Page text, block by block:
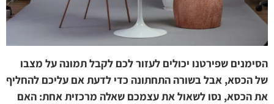
הסימנים שפירטנו יכולים לעזור לכם לקבל תמונה על מצבו
של הכסא, אבל בשורה התחתונה כדי לדעת אם עליכם להחליף
את הכסא, נסו לשאול את עצמכם שאלה מרכזית אחת: האם